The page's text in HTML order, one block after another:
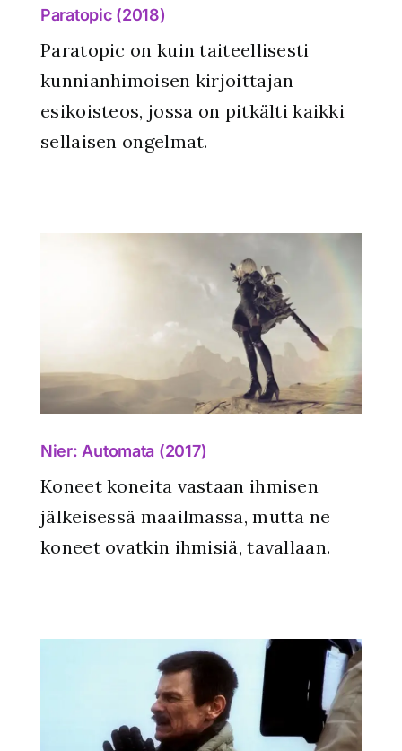
Paratopic (2018)
Paratopic on kuin taiteellisesti
kunnianhimoisen kirjoittajan
esikoisteos, jossa on pitkälti kaikki
sellaisen ongelmat.
Nier: Automata (2017)
Koneet koneita vastaan ihmisen
jälkeisessä maailmassa, mutta ne
koneet ovatkin ihmisiä, tavallaan.